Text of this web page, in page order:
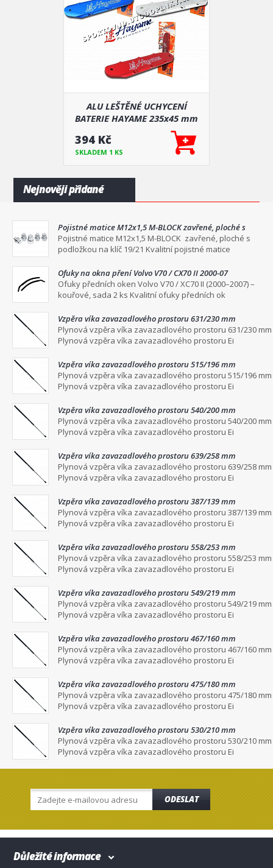
ALU LEŠTĚNÉ UCHYCENÍ
BATERIE HAYAME 235x45 mm
394 Kč
SKLADEM 1 KS
Nejnověji přidané
Pojistné matice M12x1,5 M-BLOCK zavřené, ploché s
podložkou na klíč 19/21
Pojistné matice M12x1,5 M-BLOCK zavřené, ploché s
podložkou na klíč 19/21 Kvalitní pojistné matice
Ofuky na okna pření Volvo V70 / CX70 II 2000-07
Ofuky předních oken Volvo V70 / XC70 II (2000–2007) –
kouřové, sada 2 ks Kvalitní ofuky předních ok
Vzpěra víka zavazadlového prostoru 631/230 mm
Plynová vzpěra víka zavazadlového prostoru 631/230 mm
Plynová vzpěra víka zavazadlového prostoru Ei
Vzpěra víka zavazadlového prostoru 515/196 mm
Plynová vzpěra víka zavazadlového prostoru 515/196 mm
Plynová vzpěra víka zavazadlového prostoru Ei
Vzpěra víka zavazadlového prostoru 540/200 mm
Plynová vzpěra víka zavazadlového prostoru 540/200 mm
Plynová vzpěra víka zavazadlového prostoru Ei
Vzpěra víka zavazadlového prostoru 639/258 mm
Plynová vzpěra víka zavazadlového prostoru 639/258 mm
Plynová vzpěra víka zavazadlového prostoru Ei
Vzpěra víka zavazadlového prostoru 387/139 mm
Plynová vzpěra víka zavazadlového prostoru 387/139 mm
Plynová vzpěra víka zavazadlového prostoru Ei
Vzpěra víka zavazadlového prostoru 558/253 mm
Plynová vzpěra víka zavazadlového prostoru 558/253 mm
Plynová vzpěra víka zavazadlového prostoru Ei
Vzpěra víka zavazadlového prostoru 549/219 mm
Plynová vzpěra víka zavazadlového prostoru 549/219 mm
Plynová vzpěra víka zavazadlového prostoru Ei
Vzpěra víka zavazadlového prostoru 467/160 mm
Plynová vzpěra víka zavazadlového prostoru 467/160 mm
Plynová vzpěra víka zavazadlového prostoru Ei
Vzpěra víka zavazadlového prostoru 475/180 mm
Plynová vzpěra víka zavazadlového prostoru 475/180 mm
Plynová vzpěra víka zavazadlového prostoru Ei
Vzpěra víka zavazadlového prostoru 530/210 mm
Plynová vzpěra víka zavazadlového prostoru 530/210 mm
Plynová vzpěra víka zavazadlového prostoru Ei
ODESLAT
Důležité informace